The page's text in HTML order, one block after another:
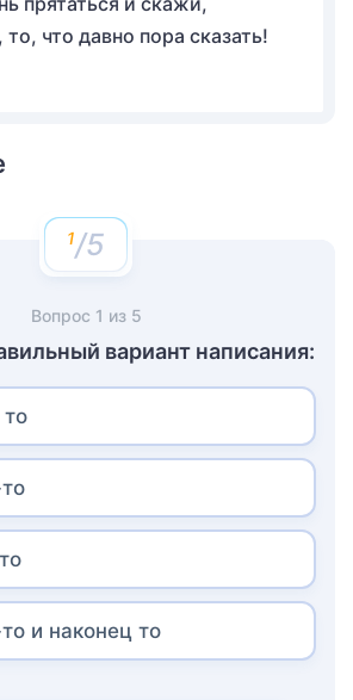
, то, что давно пора сказать!
/5
Вопрос 1 из 5
вариант написания:
и наконец то